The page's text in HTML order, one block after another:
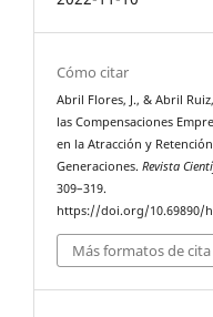
Cómo citar
Abril Flores, J., & Abril
las Compensaciones
en la Atracción y
Generaciones.Revista
309–319.
https://doi.org/10.69890/
Más formatos de cita